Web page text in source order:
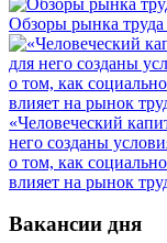
Обзоры рынка труда
«Человеческий
него созданы
о том, как
влияет на рынок
Вакансии дня